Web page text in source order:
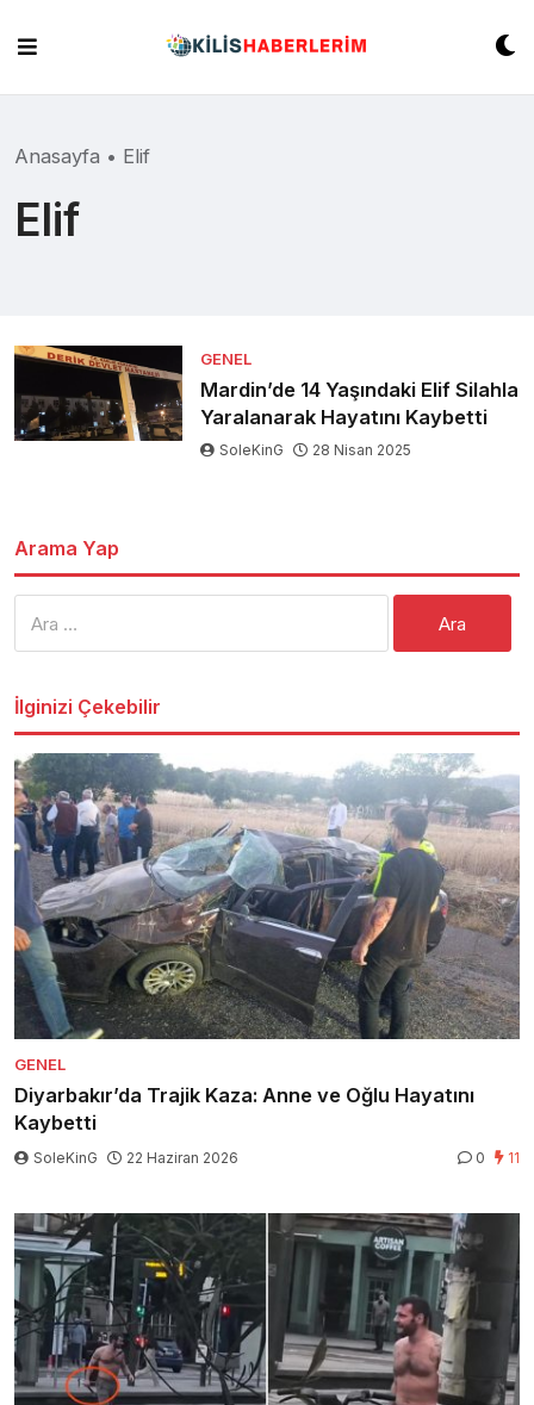
content
Anasayfa • Elif
Elif
GENEL
Mardin’de 14 Yaşındaki Elif Silahla
Yaralanarak Hayatını Kaybetti
SoleKinG 28 Nisan 2025
Arama Yap
İlginizi Çekebilir
GENEL
Diyarbakır’da Trajik Kaza: Anne ve Oğlu Hayatını
Kaybetti
SoleKinG 22 Haziran 2026 0 11